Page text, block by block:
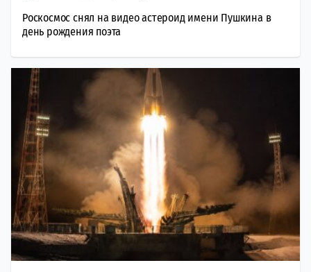
Роскосмос снял на видео астероид имени Пушкина в
день рождения поэта